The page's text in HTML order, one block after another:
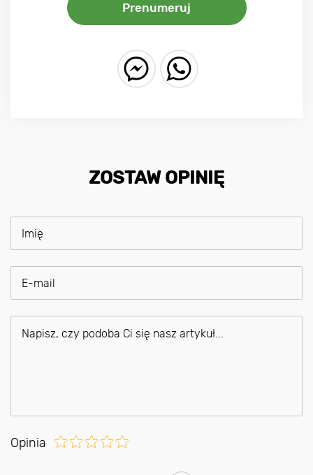
Prenumeruj
ZOSTAW OPINIĘ
Opinia